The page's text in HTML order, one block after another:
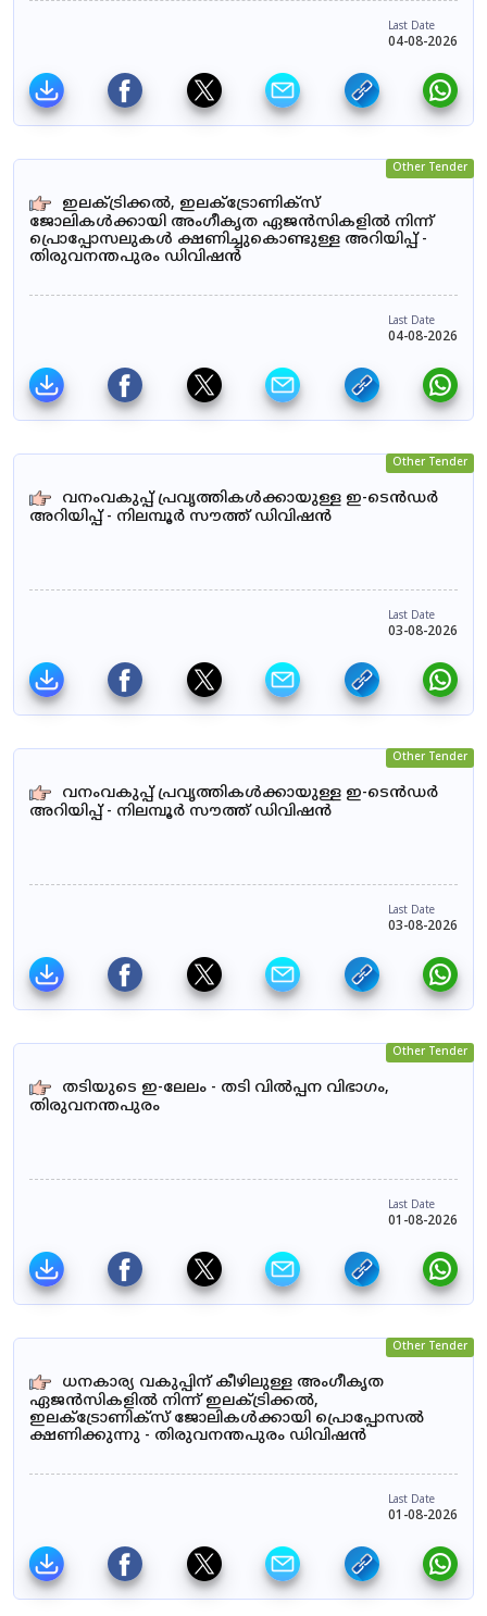
Last Date
04-08-2026
Other Tender
ഇലക്ട്രിക്കൽ, ഇലക്ട്രോണിക്സ്
ജോലികൾക്കായി അംഗീകൃത ഏജൻസികളിൽ നിന്ന്
പ്രൊപ്പോസലുകൾ ക്ഷണിച്ചുകൊണ്ടുള്ള അറിയിപ്പ് -
തിരുവനന്തപുരം ഡിവിഷൻ
Last Date
04-08-2026
Other Tender
വനംവകുപ്പ് പ്രവൃത്തികൾക്കായുള്ള ഇ-ടെൻഡർ
അറിയിപ്പ് - നിലമ്പൂർ സൗത്ത് ഡിവിഷൻ
Last Date
03-08-2026
Other Tender
വനംവകുപ്പ് പ്രവൃത്തികൾക്കായുള്ള ഇ-ടെൻഡർ
അറിയിപ്പ് - നിലമ്പൂർ സൗത്ത് ഡിവിഷൻ
Last Date
03-08-2026
Other Tender
തടിയുടെ ഇ-ലേലം - തടി വിൽപ്പന വിഭാഗം,
തിരുവനന്തപുരം
Last Date
01-08-2026
Other Tender
ധനകാര്യ വകുപ്പിന് കീഴിലുള്ള അംഗീകൃത
ഏജൻസികളിൽ നിന്ന് ഇലക്ട്രിക്കൽ,
ഇലക്ട്രോണിക്സ് ജോലികൾക്കായി പ്രൊപ്പോസൽ
ക്ഷണിക്കുന്നു - തിരുവനന്തപുരം ഡിവിഷൻ
Last Date
01-08-2026